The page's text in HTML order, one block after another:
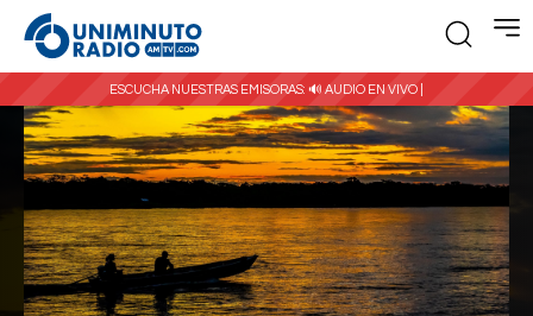
ESCUCHA NUESTRAS EMISORAS: 🔊 AUDIO EN VIVO |